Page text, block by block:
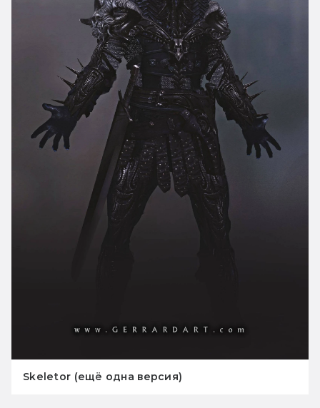
Skeletor (ещё одна версия)